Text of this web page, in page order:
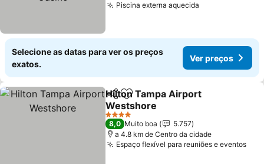
Piscina externa aquecida
Selecione as datas para ver os preços
exatos.
Ver preços
PartilharAdicionar aos favoritos
Hilton Tampa Airport
Westshore
4 Estrelas
8,0 Muito boa
5.757
a 4.8 km de Centro da cidade
Espaço flexível para reuniões e eventos